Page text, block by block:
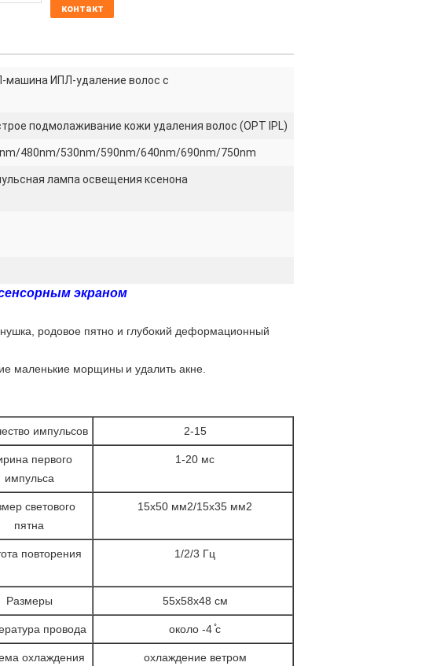
контакт
машина ИПЛ-удаление волос с
подмолаживание кожи удаления волос (OPT IPL)
480nm/530nm/590nm/640nm/690nm/750nm
лампа освещения ксенона
экраном
родовое пятно и глубокий деформационный
маленькие морщины и удалить акне.
импульсов 2-15
первого
импульса
1-20 мс
светового
пятна
15х50 мм2/15х35 мм2
повторения 1/2/3 Гц
Размеры 55х58х48 см
провода около -4 ̊c
охлаждения
охлаждение ветром